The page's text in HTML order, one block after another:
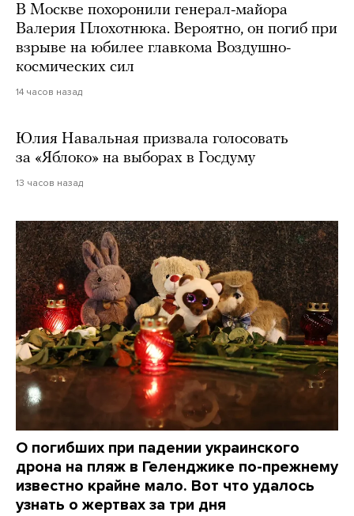
В Москве похоронили генерал-майора
Валерия Плохотнюка. Вероятно, он погиб при
взрыве на юбилее главкома Воздушно-
космических сил
14 часов назад
Юлия Навальная призвала голосовать
за «Яблоко» на выборах в Госдуму
13 часов назад
О погибших при падении украинского
дрона на пляж в Геленджике по-прежнему
известно крайне мало. Вот что удалось
узнать о жертвах за три дня